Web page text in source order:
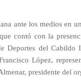
ante los medios en
contó con la
Deportes del Cabildo
López,
presidente del